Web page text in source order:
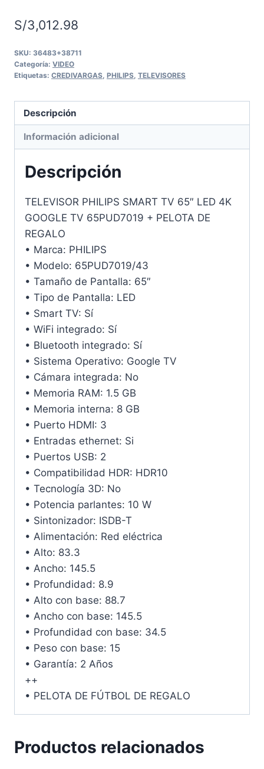
S/3,012.98
SKU: 36483+38711
Categoría: VIDEO
Etiquetas: CREDIVARGAS PHILIPS TELEVISORES
Descripción
Información adicional
Descripción
TELEVISOR PHILIPS SMART TV 65″ LED 4K
GOOGLE TV 65PUD7019 + PELOTA DE
REGALO
• Marca: PHILIPS
• Modelo: 65PUD7019/43
• Tamaño de Pantalla: 65″
• Tipo de Pantalla: LED
• Smart TV: Sí
• WiFi integrado: Sí
• Bluetooth integrado: Sí
• Sistema Operativo: Google TV
• Cámara integrada: No
• Memoria RAM: 1.5 GB
• Memoria interna: 8 GB
• Puerto HDMI: 3
• Entradas ethernet: Si
• Puertos USB: 2
• Compatibilidad HDR: HDR10
• Tecnología 3D: No
• Potencia parlantes: 10 W
• Sintonizador: ISDB-T
• Alimentación: Red eléctrica
• Alto: 83.3
• Ancho: 145.5
• Profundidad: 8.9
• Alto con base: 88.7
• Ancho con base: 145.5
• Profundidad con base: 34.5
• Peso con base: 15
• Garantía: 2 Años
++
• PELOTA DE FÚTBOL DE REGALO
Productos relacionados